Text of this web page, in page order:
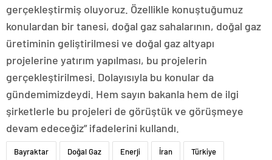
gerçekleştirmiş oluyoruz. Özellikle konuştuğumuz
konulardan bir tanesi, doğal gaz sahalarının, doğal gaz
üretiminin geliştirilmesi ve doğal gaz altyapı
projelerine yatırım yapılması, bu projelerin
gerçekleştirilmesi. Dolayısıyla bu konular da
gündemimizdeydi. Hem sayın bakanla hem de ilgi
şirketlerle bu projeleri de görüştük ve görüşmeye
devam edeceğiz” ifadelerini kullandı.
Bayraktar Doğal Gaz Enerji İran Türkiye